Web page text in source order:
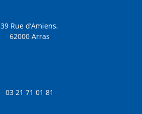
39 Rue d’Amiens,
62000 Arras
03 21 71 01 81